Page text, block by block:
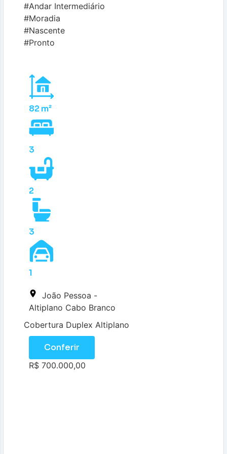
#Andar Intermediário
#Moradia
#Nascente
#Pronto
82 m²
3
2
3
1
João Pessoa -
Altiplano Cabo Branco
Cobertura Duplex Altiplano
Conferir
R$ 700.000,00